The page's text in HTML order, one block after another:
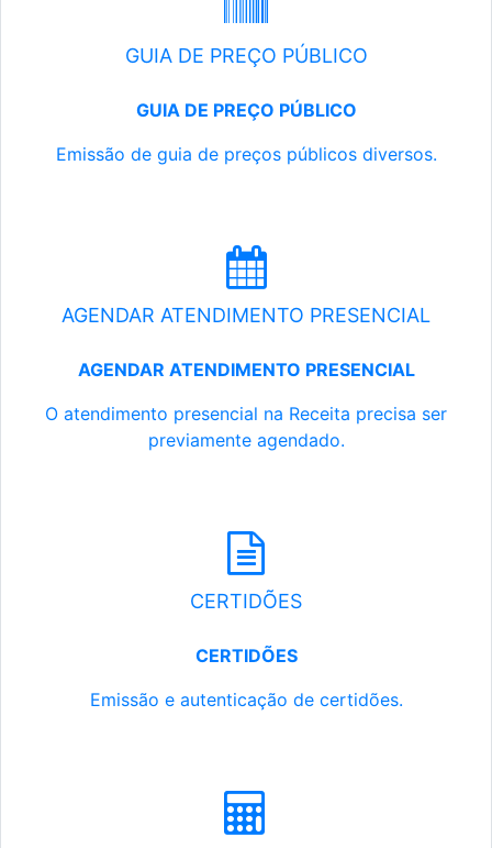
GUIA DE PREÇO PÚBLICO
GUIA DE PREÇO PÚBLICO
Emissão de guia de preços públicos diversos.
AGENDAR ATENDIMENTO PRESENCIAL
AGENDAR ATENDIMENTO PRESENCIAL
O atendimento presencial na Receita precisa ser
previamente agendado.
CERTIDÕES
CERTIDÕES
Emissão e autenticação de certidões.